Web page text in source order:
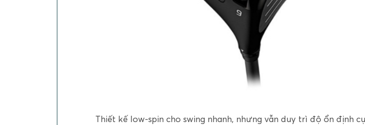
Thiết kế low-spin cho swing nhanh, nhưng vẫn duy trì độ ổn định